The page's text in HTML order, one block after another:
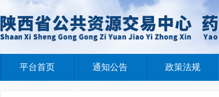
平台首页 通知公告 政策法规